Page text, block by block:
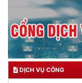
DỊCH VỤ CÔNG